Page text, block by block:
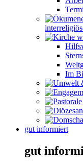
Im
gut informiert
gut